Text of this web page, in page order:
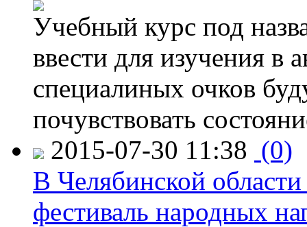
Учебный курс под
ввести для изучения
специалиных очков
почувствовать
2015-07-30 11:38 (0)
В Челябинской
фестиваль народных